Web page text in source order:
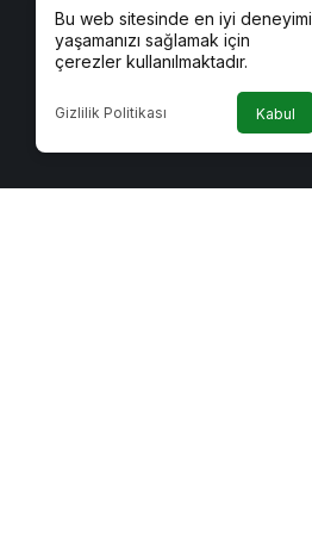
Bu web sitesinde en iyi deneyimi
yaşamanızı sağlamak için
çerezler kullanılmaktadır.
Gizlilik Politikası Kabul